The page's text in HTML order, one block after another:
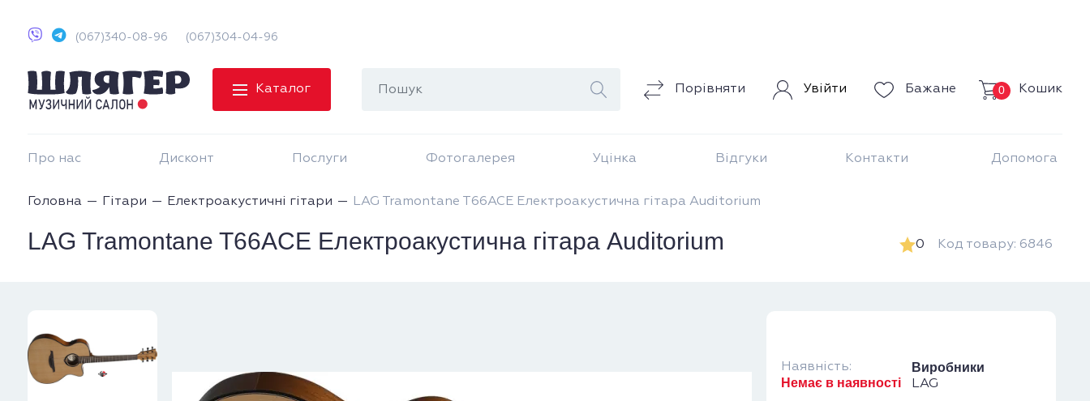
(067)340-08-96 (067)304-04-96
Каталог Порівняти Увійти Бажане Кошик
0
Про нас Дисконт Послуги Фотогалерея Уцінка Відгуки Контакти Допомога
Головна Гітари Електроакустичні гітари LAG Tramontane T66ACE Електроакустична гітара Auditorium
LAG Tramontane T66ACE Електроакустична гітара Auditorium 0 Код товару: 6846
Наявність:
Немає в наявності
Виробники
LAG